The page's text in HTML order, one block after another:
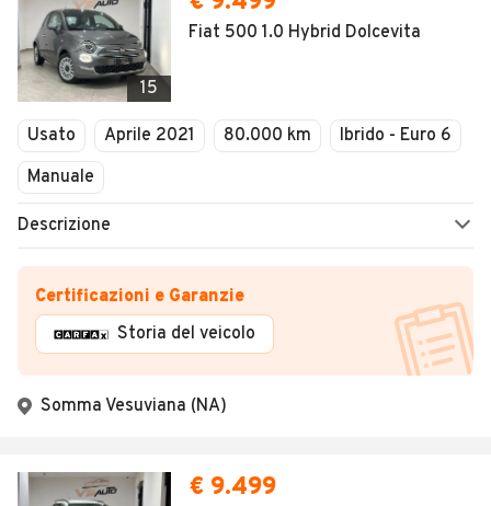
15
Fiat 500 1.0 Hybrid Dolcevita
Usato Aprile 2021 80.000 km
Ibrido - Euro 6
Manuale
Descrizione
Certificazioni e Garanzie
Storia del veicolo
Somma Vesuviana (NA)
€ 9.499